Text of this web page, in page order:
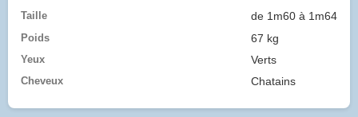
Taille de 1m60 à 1m64
Poids 67 kg
Yeux Verts
Cheveux Chatains